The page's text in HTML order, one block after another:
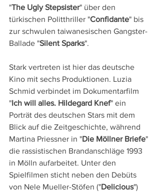
"The Ugly Stepsister" über den
türkischen Politthriller "Confidante" bis
zur schwulen taiwanesischen Gangster-
Ballade "Silent Sparks".
Stark vertreten ist hier das deutsche
Kino mit sechs Produktionen. Luzia
Schmid verbindet im Dokumentarfilm
"Ich will alles. Hildegard Knef" ein
Porträt des deutschen Stars mit dem
Blick auf die Zeitgeschichte, während
Martina Priessner in "Die Möllner Briefe"
die rassistischen Brandanschläge 1993
in Mölln aufarbeitet. Unter den
Spielfilmen sticht neben den Debüts
von Nele Mueller-Stöfen ("Delicious")